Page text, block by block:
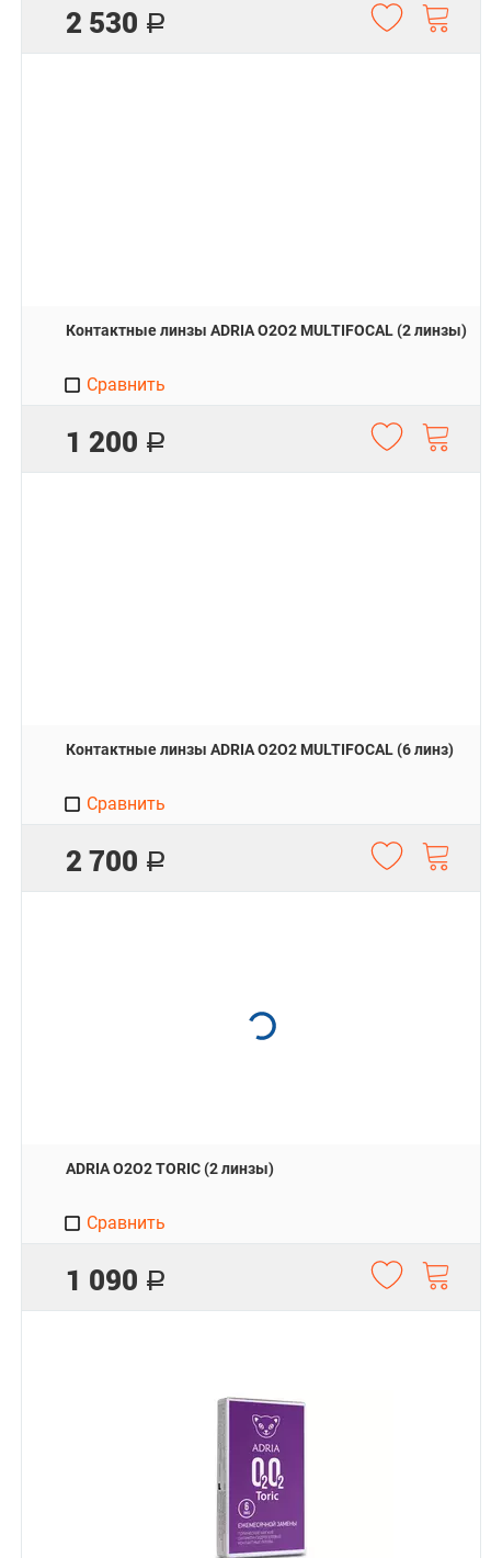
2 530 Р
Контактные линзы ADRIA O2O2 MULTIFOCAL (2 линзы)
1 200 Р
Сравнить
Контактные линзы ADRIA O2O2 MULTIFOCAL (6 линз)
2 700 Р
Сравнить
ADRIA O2O2 TORIC (2 линзы)
1 090 Р
Сравнить